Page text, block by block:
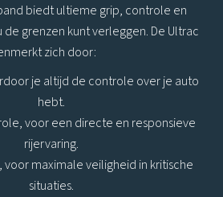
biedt ultieme grip, controle en
grenzen kunt verleggen. De Ultrac
zich door:
je altijd de controle over je auto
hebt.
voor een directe en responsieve
rijervaring.
maximale veiligheid in kritische
situaties.